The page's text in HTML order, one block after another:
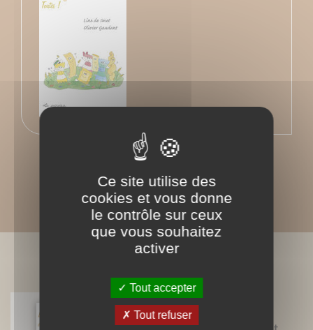
Ce site utilise des
cookies et vous donne
le contrôle sur ceux
que vous souhaitez
activer
Tout accepter
Tout refuser